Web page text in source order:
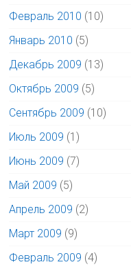
Февраль 2010 (10)
Январь 2010 (5)
Декабрь 2009 (13)
Октябрь 2009 (5)
Сентябрь 2009 (10)
Июль 2009 (1)
Июнь 2009 (7)
Май 2009 (5)
Апрель 2009 (2)
Март 2009 (9)
Февраль 2009 (4)